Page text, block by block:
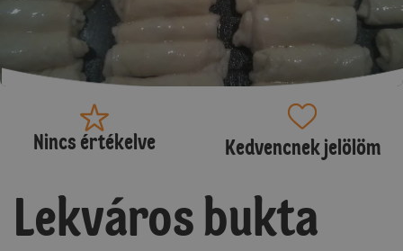
Nincs értékelve Kedvencnek jelölöm
Lekváros bukta